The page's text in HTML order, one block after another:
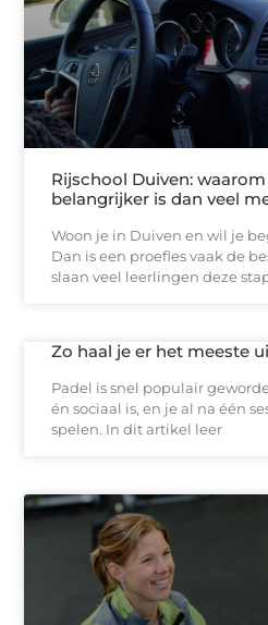
Rijschool Duiven:
belangrijker is dan veel
Woon je in Duiven en wil je
Dan is een proefles vaak de
slaan veel leerlingen deze
Zo haal je er het meeste
Padel is snel populair
én sociaal is, en je al na één
spelen. In dit artikel leer